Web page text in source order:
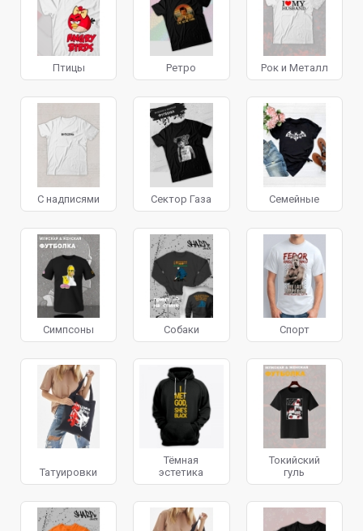
Птицы Ретро Рок и Металл
С надписями Сектор Газа Семейные
Симпсоны Собаки Спорт
Татуировки
Тёмная
эстетика
Токийский
гуль